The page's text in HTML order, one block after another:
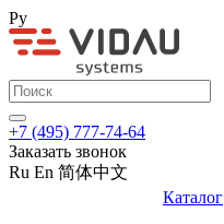
Ру
+7 (495) 777-74-64
Заказать звонок
Ru En 简体中文
Каталог